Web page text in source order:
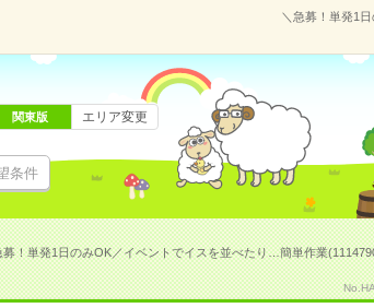
＼急募！単発1
条件
関東版 エリア変更
募！単発1日のみOK／イベントでイスを並べたり…簡単作業